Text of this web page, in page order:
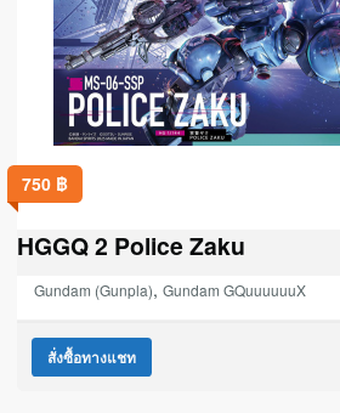
750 ฿
HGGQ 2 Police Zaku
Gundam (Gunpla), Gundam GQuuuuuuX
สั่งซื้อทางแชท